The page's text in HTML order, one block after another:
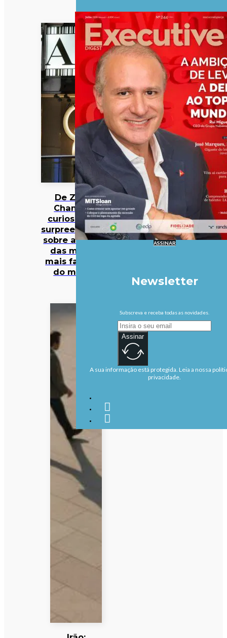
De Zara a
Chanel: 12
curiosidades
surpreendentes
sobre algumas
das marcas
mais famosas
do mundo
ASSINAR
Newsletter
Subscreva e receba todas as novidades.
Assinar
A sua informação está protegida. Leia a nossa
privacidade.